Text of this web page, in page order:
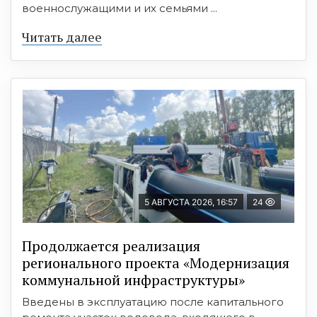
военнослужащими и их семьями ...
Читать далее
5 АВГУСТА 2026, 16:57 24
Продолжается реализация
регионального проекта «Модернизация
коммунальной инфраструктуры»
Введены в эксплуатацию после капитального